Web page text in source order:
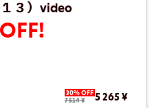
１３）video
30% OFF
7 514 ¥
5 265 ¥